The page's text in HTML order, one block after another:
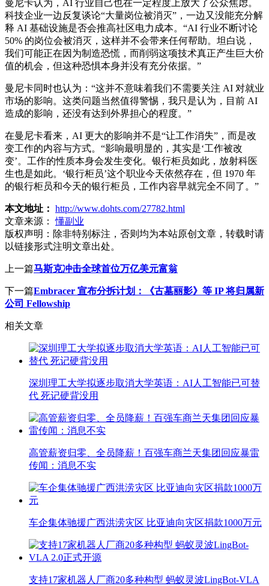
曼尼卡认为，AI 行业自己也在一定程度上放大了公众焦虑。
科技企业一边反复谈论“大量岗位被消灭”，一边又没能充分解
释 AI 基础设施是否会推高社区电力成本。“AI 行业不断讨论
50% 的岗位会被消灭，这样并不会带来任何帮助。坦白说，
我们可能正在因为制造恐慌，而削弱这项技术真正产生巨大价
值的机会，但这种恐惧本身并没有充分依据。”
曼尼卡同时也认为：“这并不意味着我们不需要关注 AI 对就业
市场的影响。这类问题当然值得警惕，我只是认为，目前 AI
造成的影响，还没有达到外界担心的程度。”
在曼尼卡看来，AI 更大的影响并不是“让工作消失”，而是改
变工作的内容与方式。“影响最明显的，其实是‘工作被改
变’。工作的性质本身会发生变化。银行柜员如此，放射科医
生也是如此。‘银行柜员’这个职业今天依然存在，但 1970 年
的银行柜员和今天的银行柜员，工作内容早就完全不同了。”
本文地址： http://www.dohts.com/27782.html
文章来源：
懂副业
版权声明： 除非特别标注，否则均为本站原创文章，转载时请
以链接形式注明文章出处。
上一篇马斯克冲击全球首位万亿美元富翁
下一篇Embracer 宣布分拆计划：《古墓丽影》等 IP 将归属新
公司 Fellowship
相关文章
深圳理工大学拟逐步取消大学英语：AI人工智能已可替
代 死记硬背没用
高管薪资归零、全员降薪！百强车商兰天集团回应暴雷
传闻：消息不实
车企集体驰援广西洪涝灾区 比亚迪向灾区捐款1000万元
支持17家机器人厂商20多种构型 蚂蚁灵波LingBot-VLA